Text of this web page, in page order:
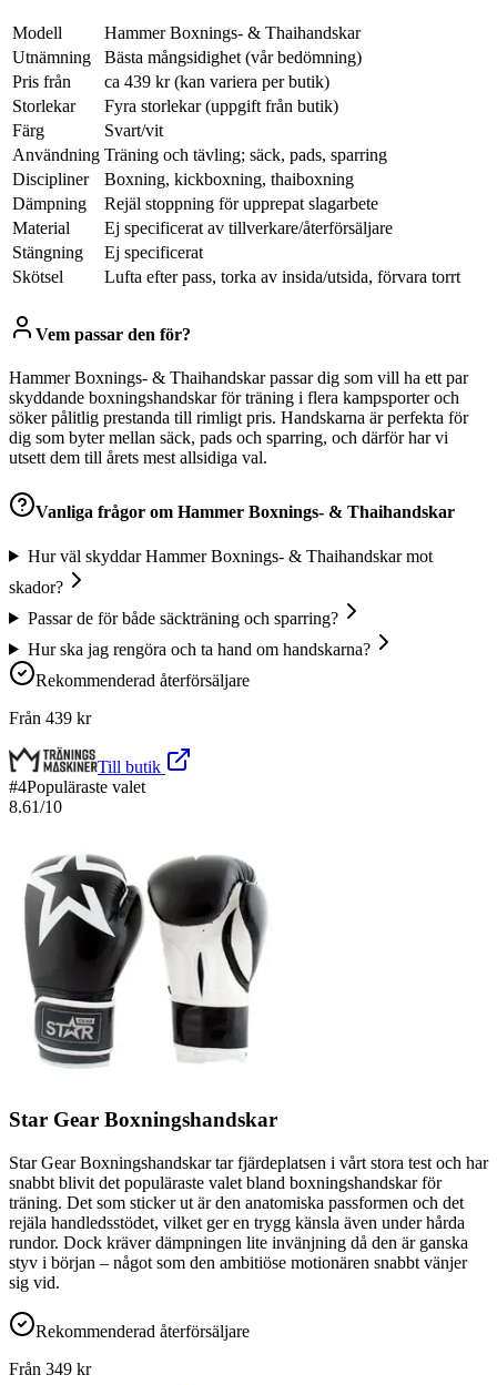
Modell
Hammer Boxnings- & Thaihandskar
Utnämning
Bästa mångsidighet (vår bedömning)
Pris från
ca 439 kr (kan variera per butik)
Storlekar
Fyra storlekar (uppgift från butik)
Färg
Svart/vit
Användning Träning och tävling; säck, pads, sparring
Discipliner
Boxning, kickboxning, thaiboxning
Dämpning
Rejäl stoppning för upprepat slagarbete
Material
Ej specificerat av tillverkare/återförsäljare
Stängning
Ej specificerat
Skötsel
Lufta efter pass, torka av insida/utsida, förvara torrt
Vem passar den för?
Hammer Boxnings- & Thaihandskar passar dig som vill ha ett par
skyddande boxningshandskar för träning i flera kampsporter och
söker pålitlig prestanda till rimligt pris. Handskarna är perfekta för
dig som byter mellan säck, pads och sparring, och därför har vi
utsett dem till årets mest allsidiga val.
Vanliga frågor om Hammer Boxnings- & Thaihandskar
Hur väl skyddar Hammer Boxnings- & Thaihandskar mot
skador?
Passar de för både säckträning och sparring?
Hur ska jag rengöra och ta hand om handskarna?
Rekommenderad återförsäljare
Från 439 kr
Till butik
#4Populäraste valet
8.61/10
Star Gear Boxningshandskar
Star Gear Boxningshandskar tar fjärdeplatsen i vårt stora test och har
snabbt blivit det populäraste valet bland boxningshandskar för
träning. Det som sticker ut är den anatomiska passformen och det
rejäla handledsstödet, vilket ger en trygg känsla även under hårda
rundor. Dock kräver dämpningen lite invänjning då den är ganska
styv i början – något som den ambitiöse motionären snabbt vänjer
sig vid.
Rekommenderad återförsäljare
Från 349 kr